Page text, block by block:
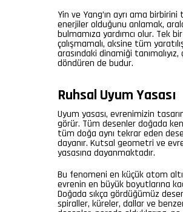
Yin ve Yang’ın ayrı ama
enerjiler olduğunu anlamak,
bulmamıza yardımcı olur. Tek
çalışmamalı, aksine tüm
arasındaki dinamiği tanımalıyız,
döndüren de budur.
Ruhsal Uyum Yasası
Uyum yasası, evrenimizin
görür. Tüm desenler doğada
tüm doğa aynı tekrar eden
dayanır. Kutsal geometri ve
yasasına dayanmaktadır.
Bu fenomeni en küçük atom
evrenin en büyük boyutlarına
Doğada sıkça gördüğümüz
spiraller, küreler, dallar ve